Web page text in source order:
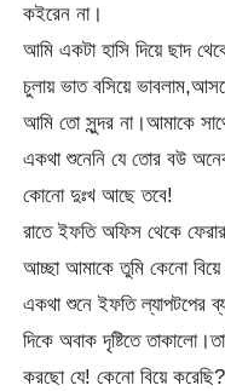
কইরেন না।
আমি একটা হাসি দিয়ে ছাদ
চুলায় ভাত বসিয়ে
আমি তো সুন্দর না।আমাকে
একথা শুনেনি যে তোর বউ
কোনো দুঃখ আছে তবে!
রাতে ইফতি অফিস থেকে
আচ্ছা আমাকে তুমি কেনো
একথা শুনে ইফতি ল্যাপটপের
দিকে অবাক দৃষ্টিতে
করছো যে! কেনো বিয়ে